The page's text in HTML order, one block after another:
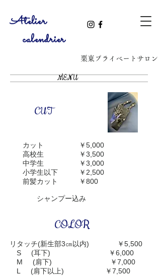
​Atelier
calendrier
​栗東プライベートサロン
MENU
CUT
カット ￥5,000
高校生 ￥3,500
中学生 ￥3,000
小学生以下 ￥2,500
前髪カット ￥800
シャンプー込み
​COLOR
リタッチ(新生部3㎝以内) ￥5,500
S (耳下) ￥6,000
M (肩下) ￥7,000
L (肩下以上) ￥7,500